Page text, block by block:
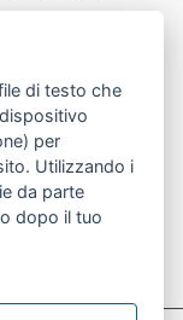
giorni festivi
di testo che
per
Utilizzando i
da parte
dopo il tuo